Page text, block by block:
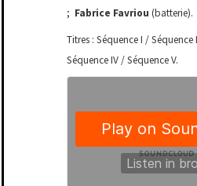
; Fabrice Favriou (batterie).
Titres : Séquence I /
Séquence IV / Séquence V.